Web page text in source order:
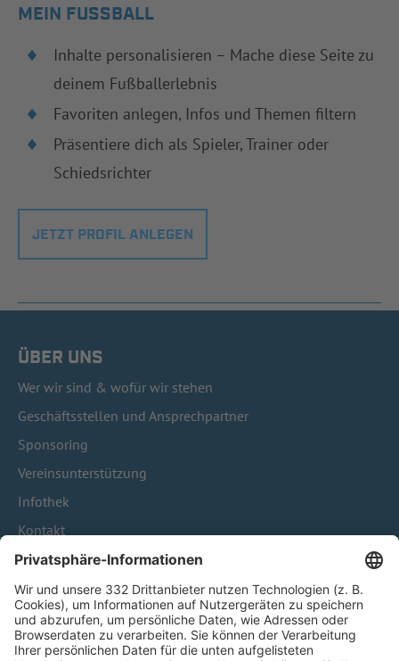
MEIN FUSSBALL
Inhalte personalisieren – Mache diese Seite zu
deinem Fußballerlebnis
Favoriten anlegen, Infos und Themen filtern
Präsentiere dich als Spieler, Trainer oder
Schiedsrichter
JETZT PROFIL ANLEGEN
ÜBER UNS
Wer wir sind & wofür wir stehen
Geschäftsstellen und Ansprechpartner
Sponsoring
Vereinsunterstützung
Infothek
Kontakt
HÄUFIG BESUCHTE SEITEN
Pässe und Vereinswechsel
Trainerausbildung